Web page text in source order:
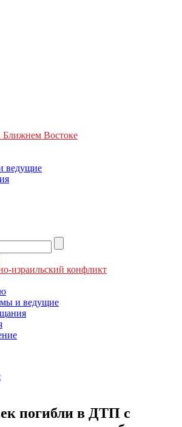
Ближнем Востоке
ведущие
израильский конфликт
и ведущие
погибли в ДТП с